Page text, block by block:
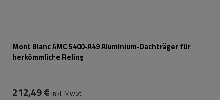
Mont Blanc AMC 5400-A49 Aluminium-Dachträger für
herkömmliche Reling
212,49 € inkl. MwSt